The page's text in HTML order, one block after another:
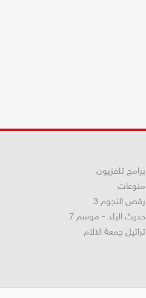
برامج تلفزيون
منوعات
رقص النجوم 3
حديث البلد - موسم 7
تراتيل جمعة الالام